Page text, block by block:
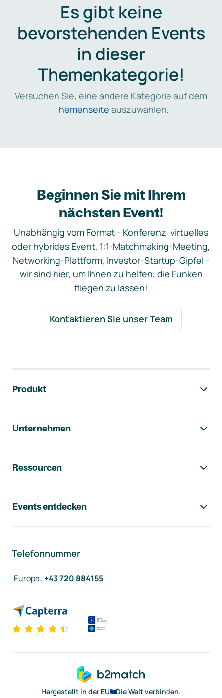
Es gibt keine
bevorstehenden Events
in dieser
Themenkategorie!
Versuchen Sie, eine andere Kategorie auf dem
Themenseite auszuwählen.
Beginnen Sie mit Ihrem
nächsten Event!
Unabhängig vom Format - Konferenz, virtuelles
oder hybrides Event, 1:1-Matchmaking-Meeting,
Networking-Plattform, Investor-Startup-Gipfel -
wir sind hier, um Ihnen zu helfen, die Funken
fliegen zu lassen!
Kontaktieren Sie unser Team
Produkt
Unternehmen
Ressourcen
Events entdecken
Telefonnummer
Europa: +43 720 884155
Hergestellt in der EU
Die Welt verbinden.